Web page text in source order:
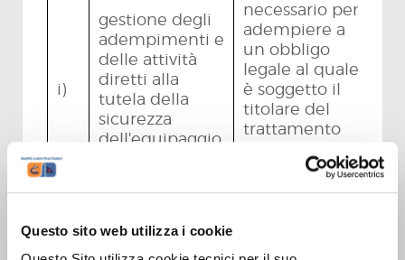
Questo sito web utilizza i cookie
i)
gestione degli
adempimenti e
delle attività
diretti alla
tutela della
sicurezza
dell'equipaggio
necessario per
adempiere a
un obbligo
legale al quale
è soggetto il
titolare del
trattamento
1, lett. c,
GDPR)
gestione delle